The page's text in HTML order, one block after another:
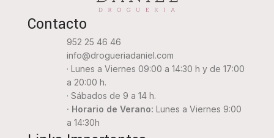
Contacto
952 25 46 46
info@drogueriadaniel.com
· Lunes a Viernes 09:00 a 14:30 h y de 17:00
a 20:00 h.
· Sábados de 9 a 14 h.
· Horario de Verano: Lunes a Viernes 9:00
a 14:30h